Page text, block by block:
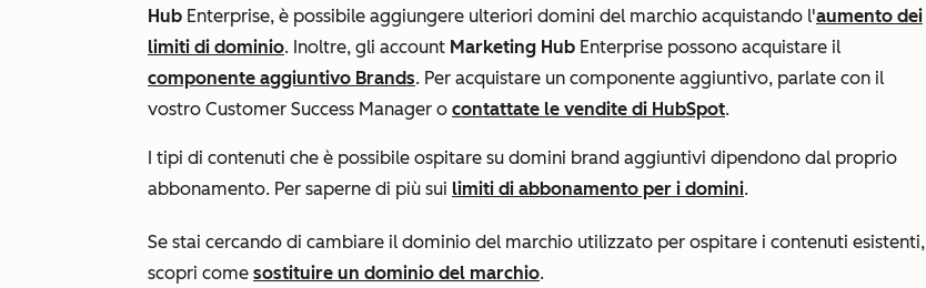
Hub Enterprise, è possibile aggiungere ulteriori domini del marchio acquistando l'aumento dei
limiti di dominio. Inoltre, gli account Marketing Hub Enterprise possono acquistare il
componente aggiuntivo Brands. Per acquistare un componente aggiuntivo, parlate con il
vostro Customer Success Manager o contattate le vendite di HubSpot.
I tipi di contenuti che è possibile ospitare su domini brand aggiuntivi dipendono dal proprio
abbonamento. Per saperne di più sui limiti di abbonamento per i domini.
Se stai cercando di cambiare il dominio del marchio utilizzato per ospitare i contenuti esistenti,
scopri come sostituire un dominio del marchio.